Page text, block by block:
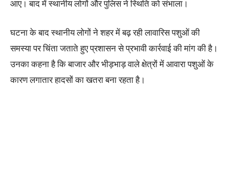
आए। बाद में स्थानीय लोगों और पुलिस ने स्थिति को संभाला।
घटना के बाद स्थानीय लोगों ने शहर में बढ़ रही लावारिस पशुओं की
समस्या पर चिंता जताते हुए प्रशासन से प्रभावी कार्रवाई की मांग की है।
उनका कहना है कि बाजार और भीड़भाड़ वाले क्षेत्रों में आवारा पशुओं के
कारण लगातार हादसों का खतरा बना रहता है।